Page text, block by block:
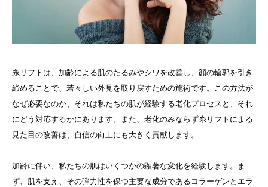
糸リフトは、加齢による肌のたるみやシワを改善し、顔の輪郭を引き
締めることで、若々しい外見を取り戻すための施術です。この方法が
なぜ必要なのか、それは私たちの肌が経験する老化プロセスと、それ
にどう対応するかにあります。また、老化のみならず糸リフトによる
見た目の改善は、自信の向上にも大きく貢献します。
加齢に伴い、私たちの肌はいくつかの顕著な変化を経験します。ま
ず、肌を支え、その弾力性を保つ主要な成分であるコラーゲンとエラ